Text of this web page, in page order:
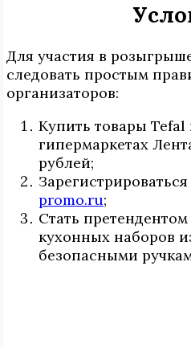
Для участия в
следовать простым
организаторов:
Купить товары Tefal
гипермаркетах
рублей;
promo.ru;
Стать
кухонных наборов
безопасными